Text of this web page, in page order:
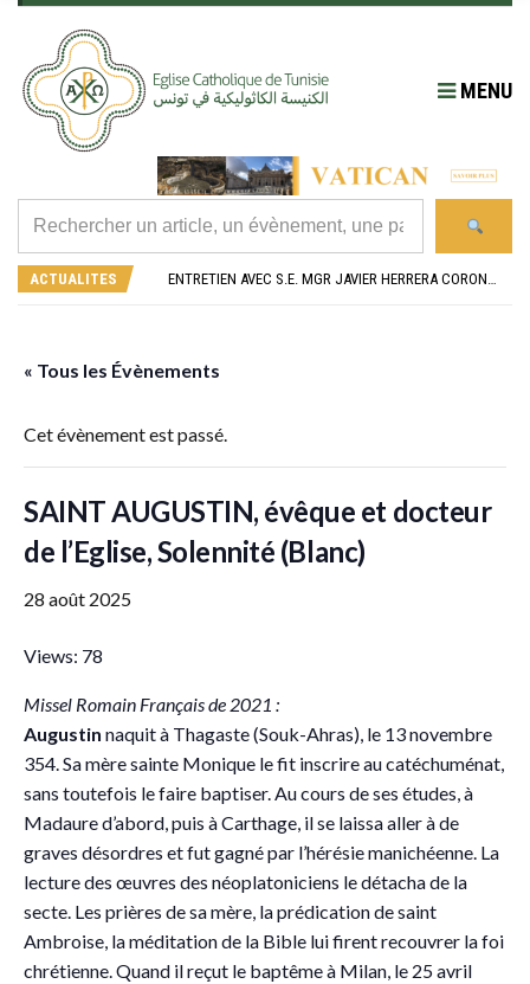
MENU
ACTUALITES
L’ÉCOLE JEANNE D’ARC CÉLÈBRE SES NOUVEAUX BACHELIERS : UNE TRADITION QUI RASSEMBLE
ENTRETIEN AVEC S.E. MGR JAVIER HERRERA CORONA, NONCE APOSTOLIQUE EN ALGÉRIE ET EN TUNISIE
« Tous les Évènements
Cet évènement est passé.
SAINT AUGUSTIN, évêque et docteur
de l’Eglise, Solennité (Blanc)
28 août 2025
Views: 78
Missel Romain Français de 2021 :
Augustin naquit à Thagaste (Souk-Ahras), le 13 novembre
354. Sa mère sainte Monique le fit inscrire au catéchuménat,
sans toutefois le faire baptiser. Au cours de ses études, à
Madaure d’abord, puis à Carthage, il se laissa aller à de
graves désordres et fut gagné par l’hérésie manichéenne. La
lecture des œuvres des néoplatoniciens le détacha de la
secte. Les prières de sa mère, la prédication de saint
Ambroise, la méditation de la Bible lui firent recouvrer la foi
chrétienne. Quand il reçut le baptême à Milan, le 25 avril